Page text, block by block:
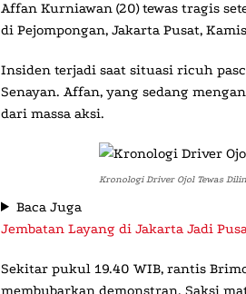
Affan Kurniawan (20) tewas tragis
di Pejompongan, Jakarta Pusat,
Insiden terjadi saat situasi ricuh
Senayan. Affan, yang sedang
dari massa aksi.
Kronologi Driver Ojol Tewas
Baca Juga
Jembatan Layang di Jakarta Jadi
Sekitar pukul 19.40 WIB, rantis
membubarkan demonstran. Saksi